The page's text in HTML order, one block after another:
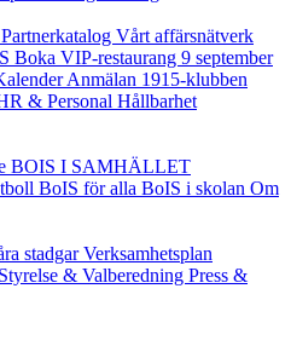
Partnerkatalog Vårt affärsnätverk
Boka VIP-restaurang 9 september
Anmälan 1915-klubben
& Personal Hållbarhet
BOIS I SAMHÄLLET
BoIS för alla BoIS i skolan Om
stadgarVerksamhetsplan
Styrelse & Valberedning Press &